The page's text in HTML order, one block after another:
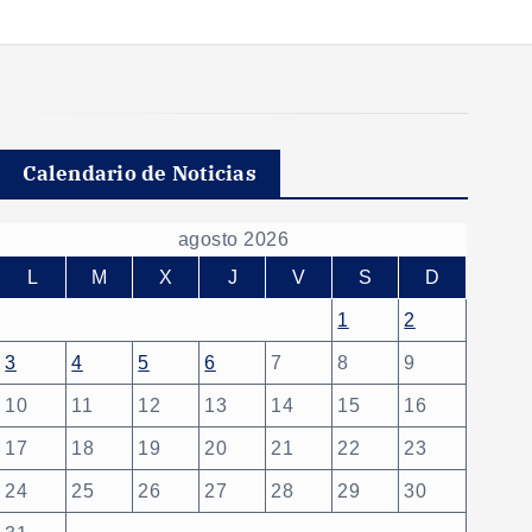
Calendario de Noticias
agosto 2026
L
M X J V S D
1 2
3 4 5 6 7 8 9
10 11 12 13 14 15 16
17 18 19 20 21 22 23
24 25 26 27 28 29 30